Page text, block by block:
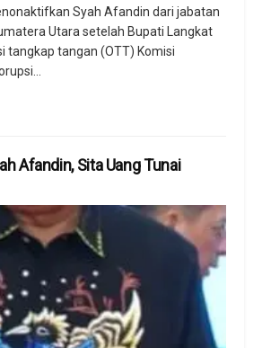
Syah Afandin dari jabatan
Utara setelah Bupati Langkat
tangkap tangan (OTT) Komisi
Afandin, Sita Uang Tunai